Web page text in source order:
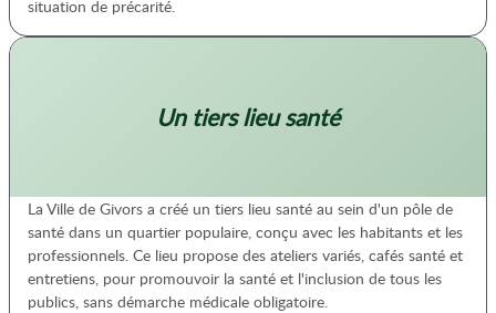
situation de précarité.
Un tiers lieu santé
La Ville de Givors a créé un tiers lieu santé au sein d'un pôle de
santé dans un quartier populaire, conçu avec les habitants et les
professionnels. Ce lieu propose des ateliers variés, cafés santé et
entretiens, pour promouvoir la santé et l'inclusion de tous les
publics, sans démarche médicale obligatoire.